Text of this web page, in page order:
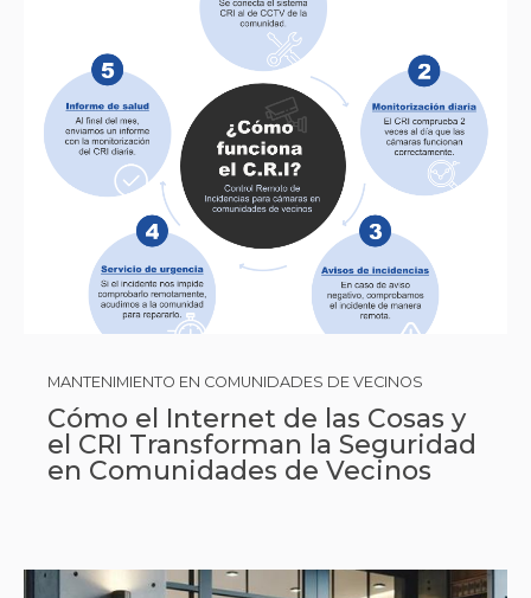
MANTENIMIENTO EN COMUNIDADES DE VECINOS
Cómo el Internet de las Cosas y
el CRI Transforman la Seguridad
en Comunidades de Vecinos